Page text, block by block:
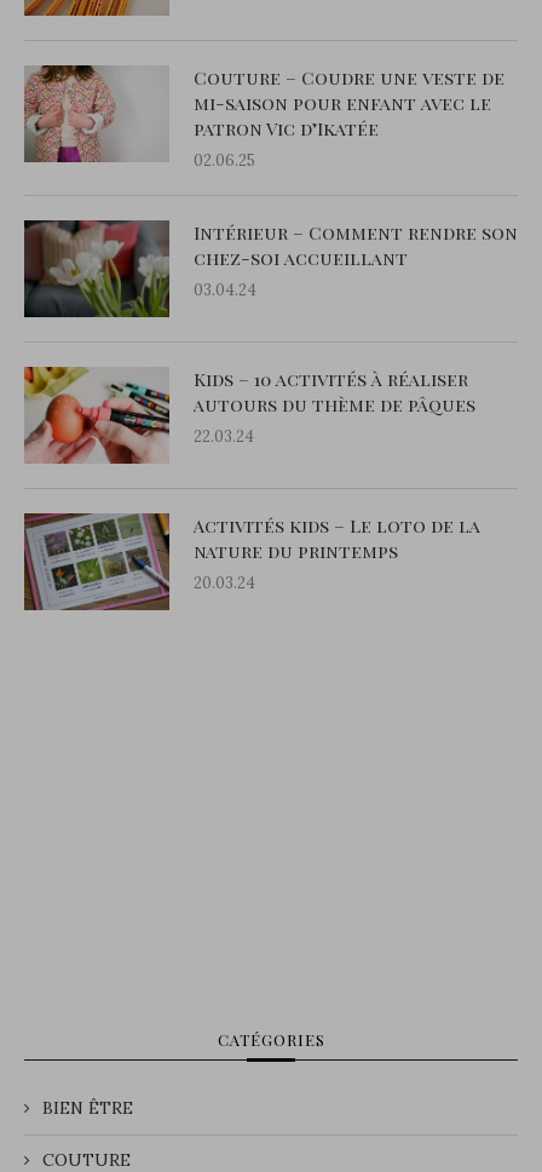
Couture – Coudre une veste de
mi-saison pour enfant avec le
patron Vic d’Ikatée
02.06.25
Intérieur – Comment rendre son
chez-soi accueillant
03.04.24
Kids – 10 activités à réaliser
autours du thème de pâques
22.03.24
Activités kids – Le loto de la
nature du printemps
20.03.24
CATÉGORIES
BIEN ÊTRE
COUTURE